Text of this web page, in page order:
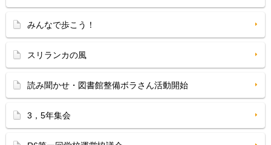
みんなで歩こう！
スリランカの風
読み聞かせ・図書館整備ボラさん活動開始
3，5年集会